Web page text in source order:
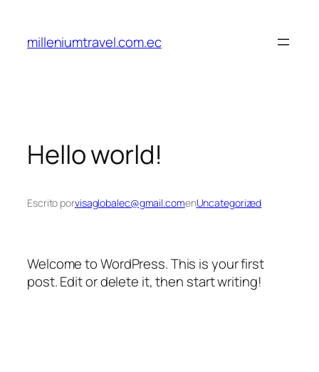
contenido
milleniumtravel.com.ec
Hello world!
Escrito porvisaglobalec@gmail.comenUncategorized
Welcome to WordPress. This is your first
post. Edit or delete it, then start writing!